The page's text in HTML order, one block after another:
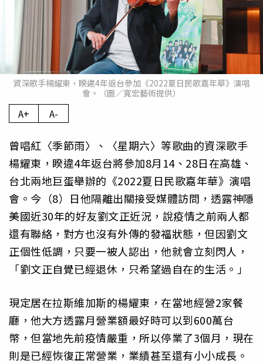
資深歌手楊耀東，睽違4年返台參加《2022夏日民歌嘉年華》演唱
會。（圖／寬宏藝術提供）
A+ A-
曾唱紅〈季節雨〉、〈星期六〉等歌曲的資深歌手
楊耀東，睽違4年返台將參加8月14、28日在高雄、
台北兩地巨蛋舉辦的《2022夏日民歌嘉年華》演唱
會。今（8）日他隔離出關接受媒體訪問，透露神隱
美國近30年的好友劉文正近況，說疫情之前兩人都
還有聯絡，對方也沒有外傳的發福狀態，但因劉文
正個性低調，只要一被人認出，他就會立刻閃人，
「劉文正自覺已經退休，只希望過自在的生活。」
現定居在拉斯維加斯的楊耀東，在當地經營2家餐
廳，他大方透露月營業額最好時可以到600萬台
幣，但當地先前疫情嚴重，所以停業了3個月，現在
則是已經恢復正常營業，業績甚至還有小小成長。